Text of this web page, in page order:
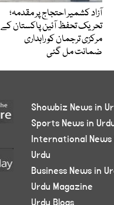
آزاد کشمیر احتجاج پر مقدمہ؛
تحریک تحفظ آئین پاکستان کے
مرکزی ترجمان کو راہداری
ضمانت مل گئی
Showbiz News in
Sports News in
International News
Urdu
Business News in
Urdu Magazine